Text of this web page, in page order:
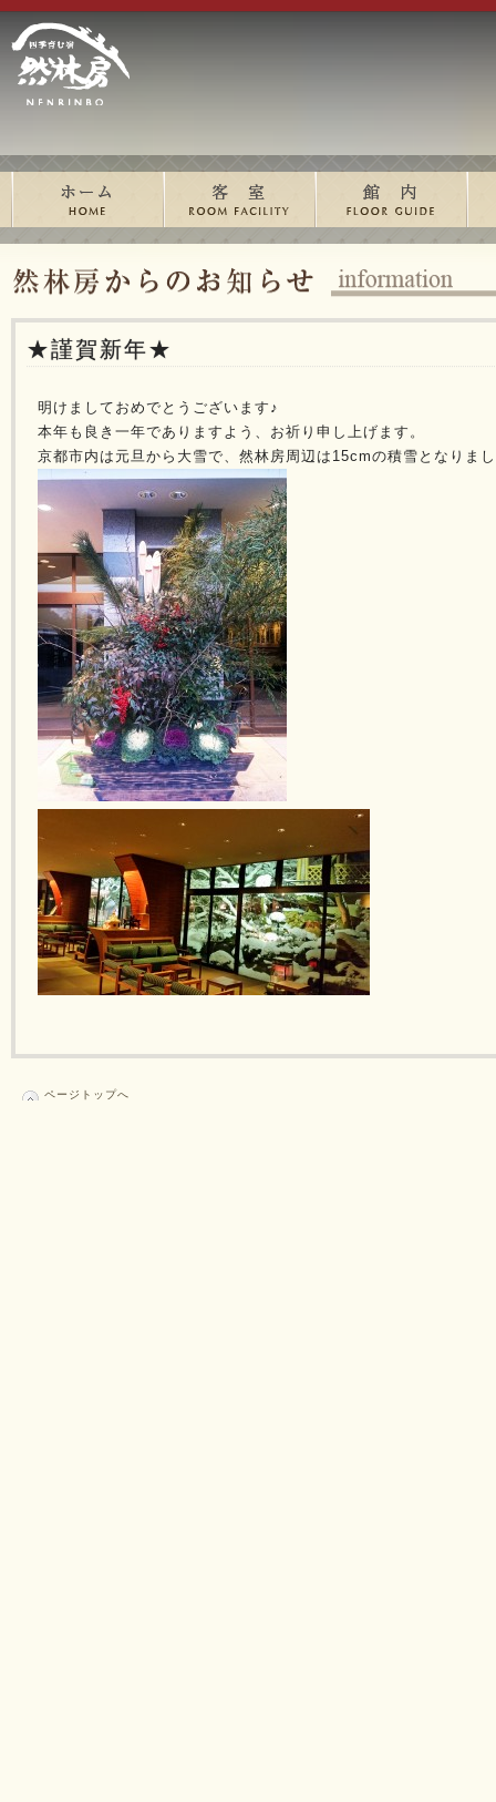
★謹賀新年★
明けましておめでとうございます♪
本年も良き一年でありますよう、お祈り申し上げます。
京都市内は元旦から大雪で、然林房周辺は15cmの積雪となりま
ページトップへ